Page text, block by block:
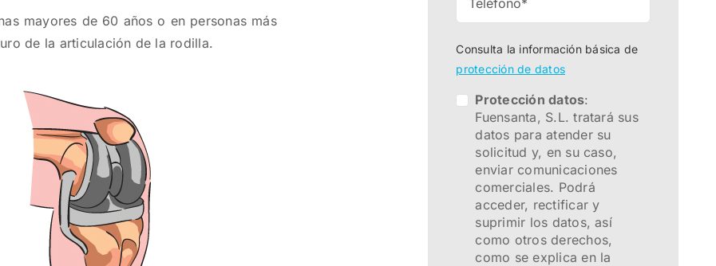
mayores de 60 años o en personas más
de la articulación de la rodilla.
Consulta la información básica de
protección de datos
Protección datos:
Fuensanta, S.L. tratará sus
datos para atender su
solicitud y, en su caso,
enviar comunicaciones
comerciales. Podrá
acceder, rectificar y
suprimir los datos, así
como otros derechos,
como se explica en la